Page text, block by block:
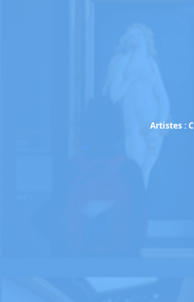
Artistes : C